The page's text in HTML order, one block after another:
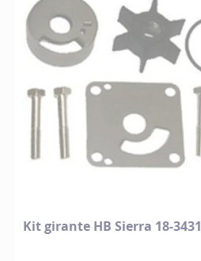
Kit girante HB Sierra 18-3431